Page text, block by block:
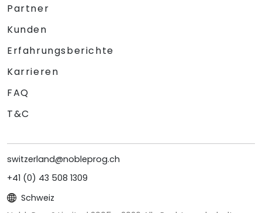
Partner
Kunden
Erfahrungsberichte
Karrieren
FAQ
T&C
switzerland@nobleprog.ch
+41 (0) 43 508 1309
Schweiz